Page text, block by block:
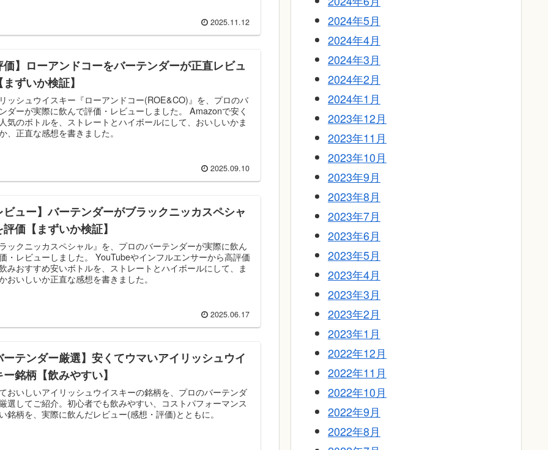
2025.11.12
価】ローアンドコーをバーテンダーが正直レビュ
ずいか検証】
ッシュウイスキー『ローアンドコー(ROE&CO)』を、プロのバ
ダーが実際に飲んで評価・レビューしました。 Amazonで安く
気のボトルを、ストレートとハイボールにして、おいしいかま
、正直な感想を書きました。
2025.09.10
ビュー】バーテンダーがブラックニッカスペシャ
価【まずいか検証】
ックニッカスペシャル』を、プロのバーテンダーが実際に飲ん
・レビューしました。 YouTubeやインフルエンサーから高評価
みおすすめ安いボトルを、ストレートとハイボールにして、ま
おいしいか正直な感想を書きました。
2025.06.17
ーテンダー厳選】安くてウマいアイリッシュウイ
銘柄【飲みやすい】
おいしいアイリッシュウイスキーの銘柄を、プロのバーテンダ
選してご紹介。初心者でも飲みやすい、コストパフォーマンス
銘柄を、実際に飲んだレビュー(感想・評価)とともに。
2024年5月
2024年4月
2024年3月
2024年2月
2024年1月
2023年12月
2023年11月
2023年10月
2023年9月
2023年8月
2023年7月
2023年6月
2023年5月
2023年4月
2023年3月
2023年2月
2023年1月
2022年12月
2022年11月
2022年10月
2022年9月
2022年8月